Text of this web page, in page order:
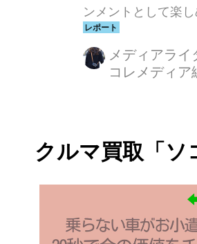
ンメントとして楽
メディアライ
コレメディア
クルマ買取「ソ